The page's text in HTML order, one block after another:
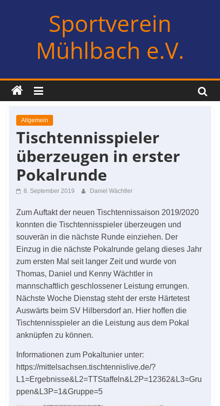
Sportverein
Mühlbach e.V.
Allgemein
Tischtennisspieler
überzeugen in erster
Pokalrunde
8. September 2019 Daniel Wächtler
Zum Auftakt der neuen Tischtennissaison 2019/2020
konnten die Tischtennisspieler überzeugen und
souverän in die nächste Runde einziehen. Der
Einzug in die nächste Pokalrunde gelang dieses Jahr
zum ersten Mal seit langer Zeit und wurde von
Thomas, Daniel und Kenny Wächtler in
mannschaftlich geschlossener Leistung errungen.
Nächste Woche Dienstag steht der erste Härtetest
Auswärts beim SV Hilbersdorf an. Hier hoffen die
Tischtennisspieler an die Leistung aus dem Pokal
anknüpfen zu können.
Informationen zum Pokaltunier unter:
https://mittelsachsen.tischtennislive.de/?
L1=Ergebnisse&L2=TTStaffeln&L2P=12362&L3=Gru
ppen&L3P=1&Gruppe=5